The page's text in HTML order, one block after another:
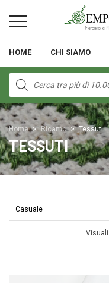
HOME CHI SIAMO
Products
search
Home > Ricamo > Tessuti
TESSUTI